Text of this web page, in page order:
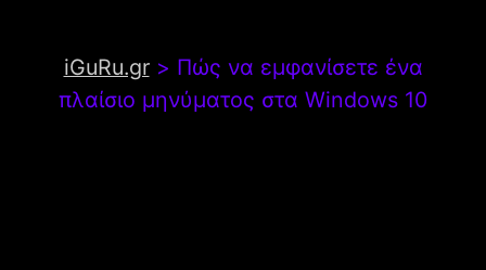
iGuRu.gr> Πώς να εμφανίσετε ένα
πλαίσιο μηνύματος στα Windows 10